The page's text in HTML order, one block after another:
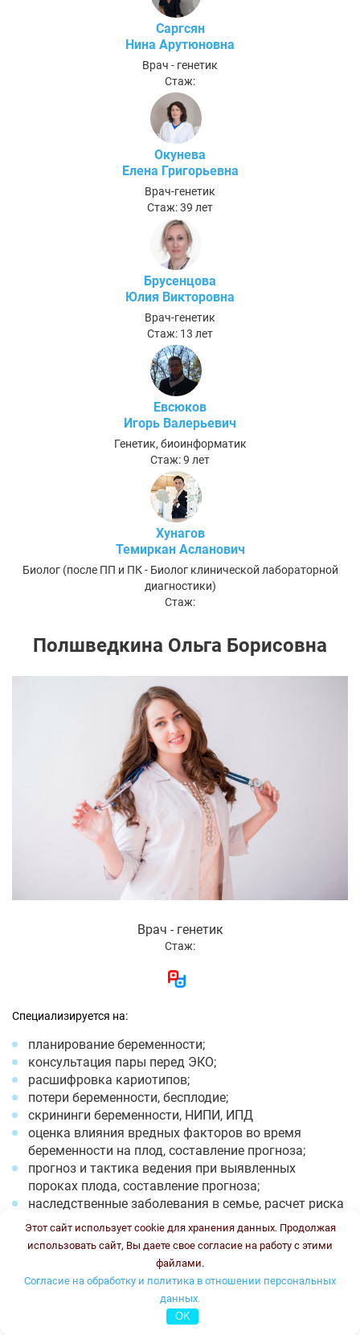
Саргсян
Нина Арутюновна
Врач - генетик
Стаж:
Окунева
Елена Григорьевна
Врач-генетик
Стаж: 39 лет
Брусенцова
Юлия Викторовна
Врач-генетик
Стаж: 13 лет
Евсюков
Игорь Валерьевич
Генетик, биоинформатик
Стаж: 9 лет
Хунагов
Темиркан Асланович
Биолог (после ПП и ПК - Биолог клинической лабораторной
диагностики)
Стаж:
Полшведкина Ольга Борисовна
Врач - генетик
Стаж:
Специализируется на:
планирование беременности;
консультация пары перед ЭКО;
расшифровка кариотипов;
потери беременности, бесплодие;
скрининги беременности, НИПИ, ИПД
оценка влияния вредных факторов во время
беременности на плод, составление прогноза;
прогноз и тактика ведения при выявленных
пороках плода, составление прогноза;
наследственные заболевания в семье, расчет риска
повторения;
расшифровка ПГТ эмбрионов;
Муковисцидоз.
Время работы: понедельник -пятница с 8-13 и с 18-20, суббота
с 8 до 12. Стоимость консультации: 2500 рублей.
Этот сайт использует cookie для хранения данных. Продолжая
использовать сайт, Вы даете свое согласие на работу с этими
файлами.
Согласие на обработку и политика в отношении персональных
данных.
OK